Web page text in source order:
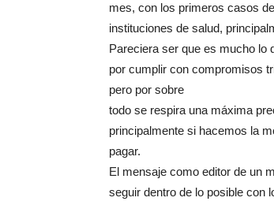
mes, con los primeros casos
instituciones de salud,
Pareciera ser que es mucho lo
por cumplir con compromisos
pero por sobre
todo se respira una máxima
principalmente si hacemos la
pagar.
El mensaje como editor de un
seguir dentro de lo posible con